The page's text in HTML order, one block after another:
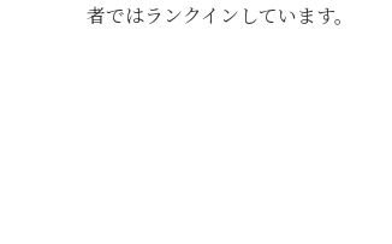
者ではランクインしています。